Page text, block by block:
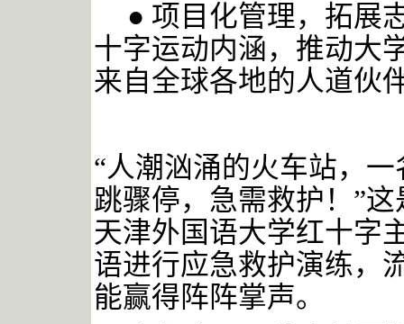
● 项目化管理，拓展
十字运动内涵，推动大
来自全球各地的人道伙
“人潮汹涌的火车站，
跳骤停，急需救护！”
天津外国语大学红十字
语进行应急救护演练，
能赢得阵阵掌声。